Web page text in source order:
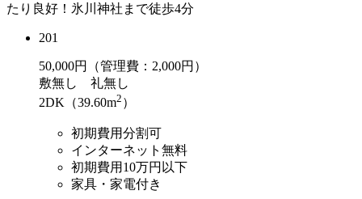
たり良好！氷川神社まで徒歩4分
201
50,000円（管理費：2,000円）
敷無し 礼無し
2DK（39.60m2 ）
初期費用分割可
インターネット無料
初期費用10万円以下
家具・家電付き